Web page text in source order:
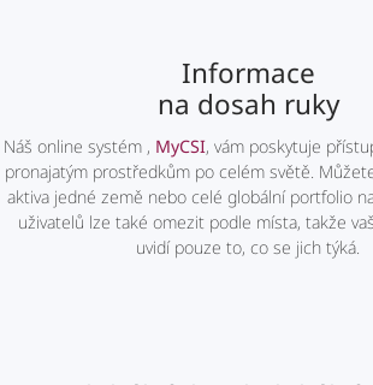
Informace
na dosah ruky
Náš online systém , MyCSI, vám poskytuje
pronajatým prostředkům po celém světě.
aktiva jedné země nebo celé globální portfolio
uživatelů lze také omezit podle místa, takže
uvidí pouze to, co se jich týká.